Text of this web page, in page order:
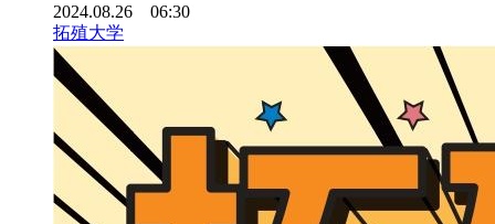
2024.08.26 06:30
拓殖大学